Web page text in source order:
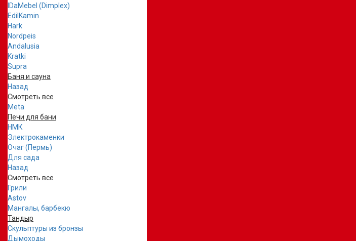
IDaMebel (Dimplex)
EdilKamin
Hark
Nordpeis
Andalusia
Kratki
Supra
Баня и сауна
Назад
Смотреть все
Meta
Печи для бани
НМК
Электрокаменки
Очаг (Пермь)
Для сада
Назад
Смотреть все
Грили
Astov
Мангалы, барбекю
Тандыр
Скульптуры из бронзы
Дымоходы